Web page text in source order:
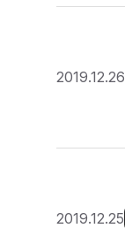
2019.12.26
2019.12.25